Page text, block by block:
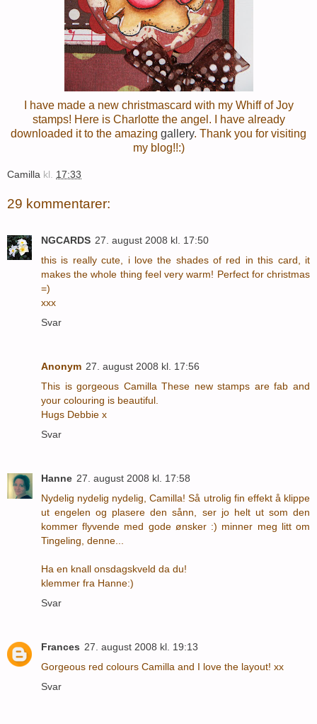
I have made a new christmascard with my Whiff of Joy
stamps! Here is Charlotte the angel. I have already
downloaded it to the amazing gallery. Thank you for visiting
my blog!!:)
Camilla kl. 17:33
29 kommentarer:
NGCARDS 27. august 2008 kl. 17:50
this is really cute, i love the shades of red in this card, it
makes the whole thing feel very warm! Perfect for christmas
=)
xxx
Svar
Anonym 27. august 2008 kl. 17:56
This is gorgeous Camilla These new stamps are fab and
your colouring is beautiful.
Hugs Debbie x
Svar
Hanne 27. august 2008 kl. 17:58
Nydelig nydelig nydelig, Camilla! Så utrolig fin effekt å klippe
ut engelen og plasere den sånn, ser jo helt ut som den
kommer flyvende med gode ønsker :) minner meg litt om
Tingeling, denne...
Ha en knall onsdagskveld da du!
klemmer fra Hanne:)
Svar
Frances 27. august 2008 kl. 19:13
Gorgeous red colours Camilla and I love the layout! xx
Svar